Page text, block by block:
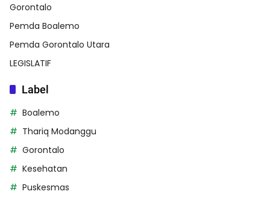
Gorontalo
Pemda Boalemo
Pemda Gorontalo Utara
LEGISLATIF
Label
Boalemo
Thariq Modanggu
Gorontalo
Kesehatan
Puskesmas